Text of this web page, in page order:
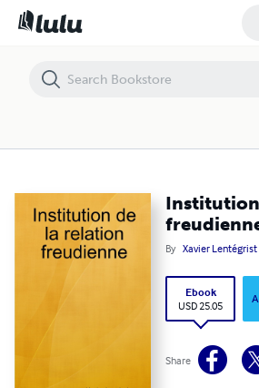
By Xavier Lentégrist
Ebook
USD 25.05
Share
Institution de la relation freudienne